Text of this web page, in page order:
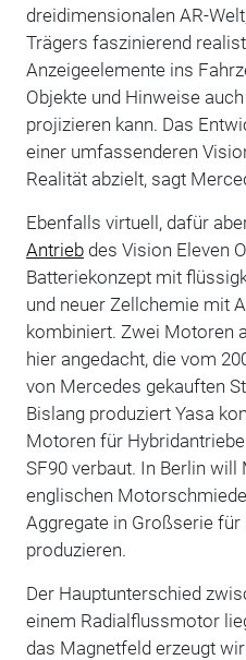
dreidimensionalen AR-
Trägers faszinierend
Anzeigeelemente ins
Objekte und Hinweise
projizieren kann. Das
einer umfassenderen
Realität abzielt, sagt
Ebenfalls virtuell, dafür
Antriebdes Vision Eleven
Batteriekonzept mit
und neuer Zellchemie mit
kombiniert. Zwei Motoren
hier angedacht, die vom
von Mercedes gekauften
Bislang produziert Yasa
Motoren für
SF90 verbaut. In Berlin
englischen
Aggregate in Großserie
produzieren.
Der Hauptunterschied
einem Radialflussmotor
das Magnetfeld erzeugt